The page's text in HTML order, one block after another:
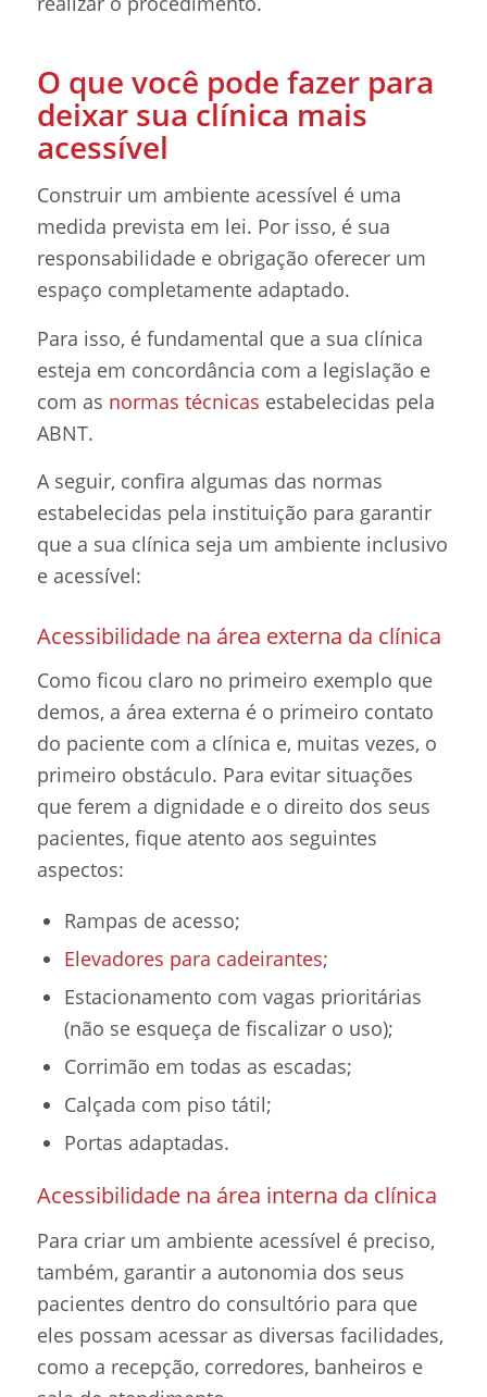
O que você pode fazer para
deixar sua clínica mais
acessível
Construir um ambiente acessível é uma
medida prevista em lei. Por isso, é sua
responsabilidade e obrigação oferecer um
espaço completamente adaptado.
Para isso, é fundamental que a sua clínica
esteja em concordância com a legislação e
com as normas técnicas estabelecidas pela
ABNT.
A seguir, confira algumas das normas
estabelecidas pela instituição para garantir
que a sua clínica seja um ambiente inclusivo
e acessível:
Acessibilidade na área externa da clínica
Como ficou claro no primeiro exemplo que
demos, a área externa é o primeiro contato
do paciente com a clínica e, muitas vezes, o
primeiro obstáculo. Para evitar situações
que ferem a dignidade e o direito dos seus
pacientes, fique atento aos seguintes
aspectos:
Rampas de acesso;
Elevadores para cadeirantes;
Estacionamento com vagas prioritárias
(não se esqueça de fiscalizar o uso);
Corrimão em todas as escadas;
Calçada com piso tátil;
Portas adaptadas.
Acessibilidade na área interna da clínica
Para criar um ambiente acessível é preciso,
também, garantir a autonomia dos seus
pacientes dentro do consultório para que
eles possam acessar as diversas facilidades,
como a recepção, corredores, banheiros e